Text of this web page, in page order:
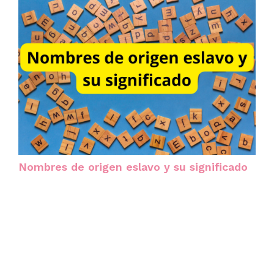
Nombres de origen eslavo y su significado